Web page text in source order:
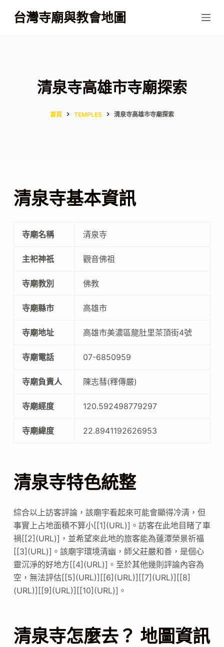
跳
至
台灣寺廟與教會地圖
清泉寺高雄市寺廟探索
首頁 TEMPLES 清泉寺高雄市寺廟探索
清泉寺基本資訊
寺廟名稱 清泉寺
主祀神祇 觀音佛祖
寺廟教別 佛教
寺廟縣市 高雄市
寺廟地址 高雄市美濃區龍肚里茶頂街4號
寺廟電話 07-6850959
寺廟負責人 陳志彗(釋傳嚴)
寺廟經度 120.592498779297
寺廟緯度 22.8941192626953
清泉寺特色統整
綜合以上訪客評論，該廟宇看起來可能會顯得冷清，但
事實上占地面積不算小[[1](URL)]。訪客在此地目睹了車
禍[[2](URL)]，並希望來此地的旅客能為蓮潭榮景祈福
[[3](URL)]。該廟宇環境清幽，師父莊嚴和善，是個心
靈沉淨的好地方[[4](URL)]。至於其他幾則評論內容為
空，無法評估[[5](URL)][[6](URL)][[7](URL)][[8]
(URL)][[9](URL)][[10](URL)]。
清泉寺怎麼去？ 地圖資訊